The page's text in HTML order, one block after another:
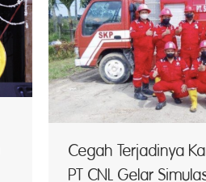
Cegah Terjadinya
PT CNL Gelar